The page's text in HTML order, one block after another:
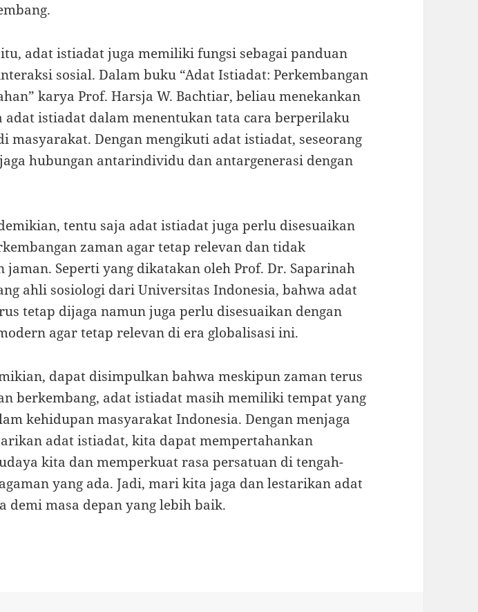
adat istiadat juga memiliki fungsi sebagai panduan
sosial. Dalam buku “Adat Istiadat: Perkembangan
karya Prof. Harsja W. Bachtiar, beliau menekankan
adat istiadat dalam menentukan tata cara berperilaku
masyarakat. Dengan mengikuti adat istiadat, seseorang
hubungan antarindividu dan antargenerasi dengan
tentu saja adat istiadat juga perlu disesuaikan
zaman agar tetap relevan dan tidak
jaman. Seperti yang dikatakan oleh Prof. Dr. Saparinah
ahli sosiologi dari Universitas Indonesia, bahwa adat
tetap dijaga namun juga perlu disesuaikan dengan
agar tetap relevan di era globalisasi ini.
dapat disimpulkan bahwa meskipun zaman terus
berkembang, adat istiadat masih memiliki tempat yang
kehidupan masyarakat Indonesia. Dengan menjaga
adat istiadat, kita dapat mempertahankan
kita dan memperkuat rasa persatuan di tengah-
yang ada. Jadi, mari kita jaga dan lestarikan adat
demi masa depan yang lebih baik.